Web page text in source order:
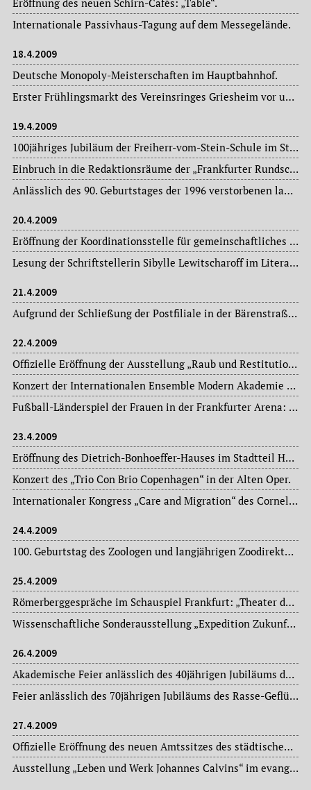
Eröffnung des neuen Schirn-Cafés: „Table“.
Internationale Passivhaus-Tagung auf dem Messegelände.
18.4.2009
Deutsche Monopoly-Meisterschaften im Hauptbahnhof.
Erster Frühlingsmarkt des Vereinsringes Griesheim vor und im Bürgerhaus.
19.4.2009
100jähriges Jubiläum der Freiherr-vom-Stein-Schule im Stadtteil Sachsenhausen.
Einbruch in die Redaktionsräume der „Frankfurter Rundschau“ in der Nacht zum Sonntag (19.04.): Diebstahl von zahlreichen Monitoren und Computern im Wert von 20.000.- €.
Anlässlich des 90. Geburtstages der 1996 verstorbenen langjährigen Prinzipalin des Frankfurter Volkstheaters, Liesel Christ (16. April 1919-1996), findet ihr zu Ehren eine „Dankeschön“-Veranstaltung im Volkstheater mit Gisela Dahlem-Christ, Wolfgang Kaus, Tony Marshall und Margit Sponheimer statt.
20.4.2009
Eröffnung der Koordinationsstelle für gemeinschaftliches und genossenschaftliches Wohnen im Wohnungsamt der Stadt Frankfurt am Main.
Lesung der Schriftstellerin Sibylle Lewitscharoff im Literaturhaus Frankfurt.
21.4.2009
Aufgrund der Schließung der Postfiliale in der Bärenstraße im Ostend übernimmt das Schreibwarengeschäft an der Sonnemannstraße 67-69 die entsprechenden Postdienste.
22.4.2009
Offizielle Eröffnung der Ausstellung „Raub und Restitution“ im Jüdischen Museum.
Konzert der Internationalen Ensemble Modern Akademie in der Hochschule für Darstellende Kunst.
Fußball-Länderspiel der Frauen in der Frankfurter Arena: (Weltmeister) Deutschland – (Vizeweltmeister) Brasilien: es endet 1:1-unentschieden.
23.4.2009
Eröffnung des Dietrich-Bonhoeffer-Hauses im Stadtteil Höchst als „Zentrum für Gemeindeleben, Familien und Beratung“.
Konzert des „Trio Con Brio Copenhagen“ in der Alten Oper.
Internationaler Kongress „Care and Migration“ des Cornelia Goethe-Zentrums der Johann Wolfgang Goethe-Universität Frankfurt.
24.4.2009
100. Geburtstag des Zoologen und langjährigen Zoodirektors (1945-1974) Prof. Bernhard Grzimek (1909-1987).
25.4.2009
Römerberggespräche im Schauspiel Frankfurt: „Theater der Politik – Die inszenierte Demokratie und ihre Rituale“.
Wissenschaftliche Sonderausstellung „Expedition Zukunft“ im Hauptbahnhof.
26.4.2009
Akademische Feier anlässlich des 40jährigen Jubiläums des Rödelheimer Vereinsringes im Vereinsringhaus.
Feier anlässlich des 70jährigen Jubiläums des Rasse-Geflügel-Zucht-Vereins Bergen-Enkheim e. V.
27.4.2009
Offizielle Eröffnung des neuen Amtssitzes des städtischen Gesundheitsamtes in der Breite Gasse in Anwesenheit von Oberbürgermeisterin Petra Roth.
Ausstellung „Leben und Werk Johannes Calvins“ im evangelisch-reformierten Gemeindezentrum im Westend – 500 Jahre Johannes Calvin.